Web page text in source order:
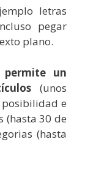
letras
pegar
plano.
un
(unos
e
(hasta 30 de
(hasta